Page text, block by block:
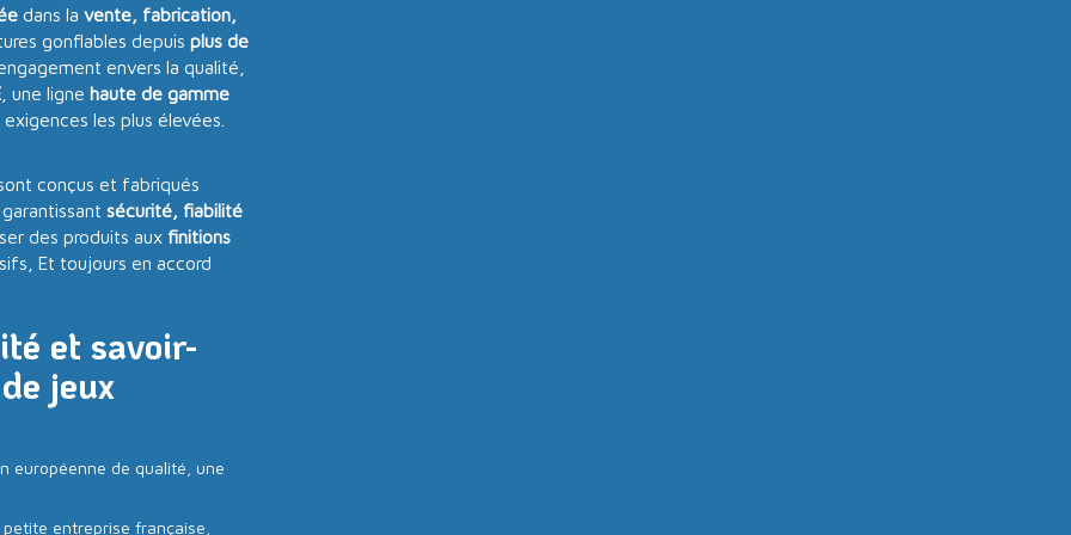
dans la vente, fabrication,
gonflables depuis plus de
envers la qualité,
, une ligne haute de gamme
les plus élevées.
conçus et fabriqués
sécurité, fiabilité
des produits aux finitions
Et toujours en accord
et savoir-
jeux
européenne de qualité, une
entreprise française,